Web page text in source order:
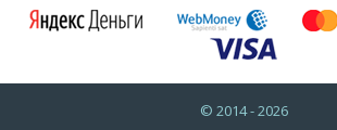
© 2014 - 2026